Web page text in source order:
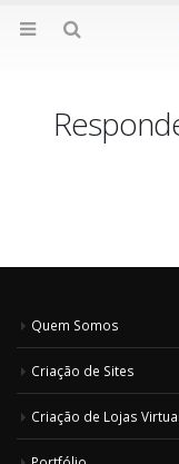
Quem Somos
Criação de Sites
Criação de Lojas